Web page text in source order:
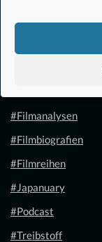
#Filmanalysen
#Filmbiografien
#Filmreihen
#Japanuary
#Podcast
#Treibstoff